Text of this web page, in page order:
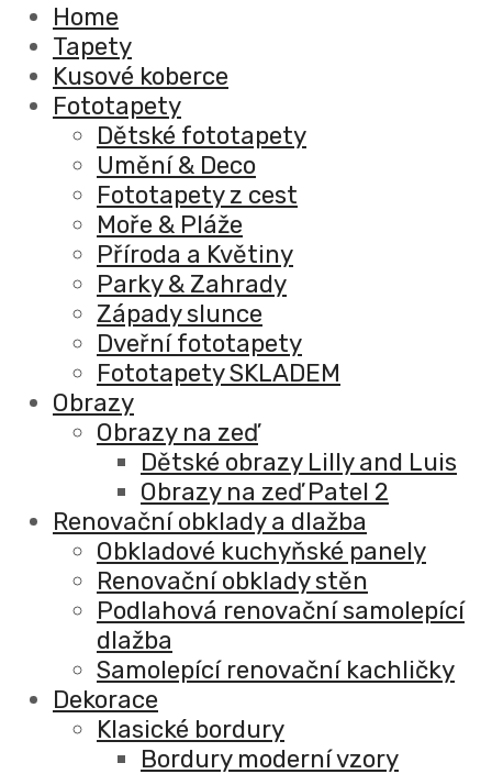
Home
Tapety
Kusové koberce
Fototapety
Dětské fototapety
Umění & Deco
Fototapety z cest
Moře & Pláže
Příroda a Květiny
Parky & Zahrady
Západy slunce
Dveřní fototapety
Fototapety SKLADEM
Obrazy
Obrazy na zeď
Dětské obrazy Lilly and Luis
Obrazy na zeď Patel 2
Renovační obklady a dlažba
Obkladové kuchyňské panely
Renovační obklady stěn
Podlahová renovační samolepící
dlažba
Samolepící renovační kachličky
Dekorace
Klasické bordury
Bordury moderní vzory